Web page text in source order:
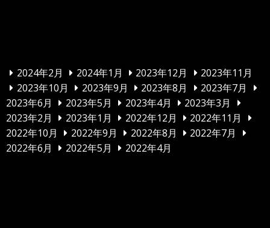
2024年2月 2024年1月 2023年12月
2023年11月
2023年10月
2023年9月 2023年8月
2023年7月
2023年6月
2023年5月 2023年4月
2023年3月
2023年2月
2023年1月 2022年12月
2022年11月
2022年10月
2022年9月 2022年8月
2022年7月
2022年6月
2022年5月 2022年4月